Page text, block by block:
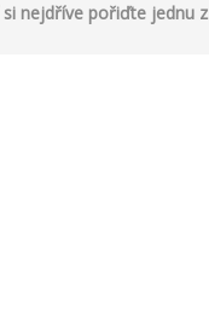
nejdříve pořiďte jednu z